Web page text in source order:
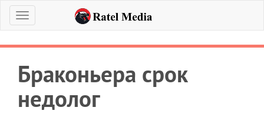
Меню
Браконьера срок
недолог